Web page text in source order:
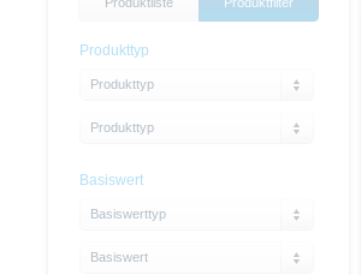
Produkttyp
Produkttyp
Produkttyp
Basiswert
Basiswerttyp
Basiswert